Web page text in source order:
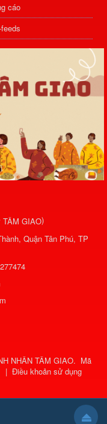
cáo
TÂM GIAO)
Quận Tân Phú, TP
NHÂN TÂM GIAO. Mã
| Điều khoản sử dụng